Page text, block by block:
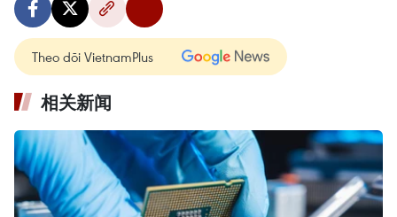
Theo dõi VietnamPlus
相关新闻